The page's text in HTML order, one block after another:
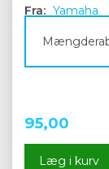
Fra: Yamaha
95,00
Læg i kurv